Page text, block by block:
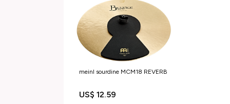
meinl sourdine MCM18 REVERB
US$ 12.59